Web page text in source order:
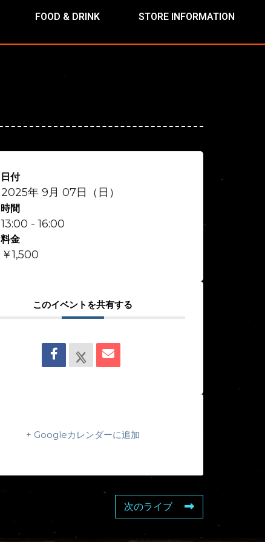
FOOD & DRINK STORE INFORMATION
日付
2025年 9月 07日（日）
時間
13:00 - 16:00
料金
￥1,500
このイベントを共有する
+ Googleカレンダーに追加
次のライブ